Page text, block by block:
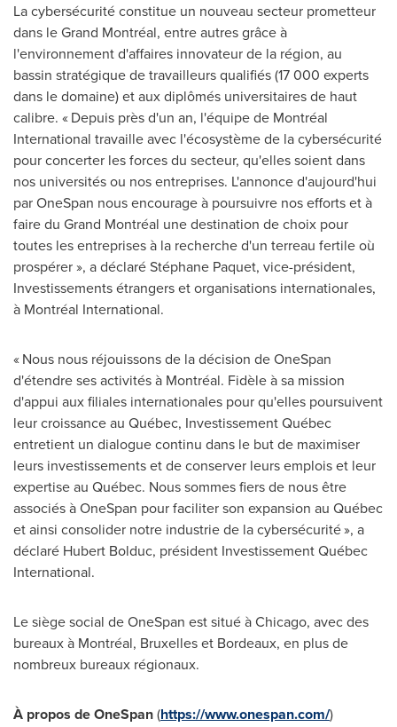
La cybersécurité constitue un nouveau secteur prometteur
dans le Grand Montréal, entre autres grâce à
l'environnement d'affaires innovateur de la région, au
bassin stratégique de travailleurs qualifiés (17 000 experts
dans le domaine) et aux diplômés universitaires de haut
calibre. « Depuis près d'un an, l'équipe de Montréal
International travaille avec l'écosystème de la cybersécurité
pour concerter les forces du secteur, qu'elles soient dans
nos universités ou nos entreprises. L'annonce d'aujourd'hui
par OneSpan nous encourage à poursuivre nos efforts et à
faire du Grand Montréal une destination de choix pour
toutes les entreprises à la recherche d'un terreau fertile où
prospérer », a déclaré Stéphane Paquet, vice-président,
Investissements étrangers et organisations internationales,
à Montréal International.
« Nous nous réjouissons de la décision de OneSpan
d'étendre ses activités à Montréal. Fidèle à sa mission
d'appui aux filiales internationales pour qu'elles poursuivent
leur croissance au Québec, Investissement Québec
entretient un dialogue continu dans le but de maximiser
leurs investissements et de conserver leurs emplois et leur
expertise au Québec. Nous sommes fiers de nous être
associés à OneSpan pour faciliter son expansion au Québec
et ainsi consolider notre industrie de la cybersécurité », a
déclaré Hubert Bolduc, président Investissement Québec
International.
Le siège social de OneSpan est situé àChicago, avec des
bureaux à Montréal, Bruxelleset Bordeaux, en plus de
nombreux bureaux régionaux.
À propos de OneSpan(https://www.onespan.com/)